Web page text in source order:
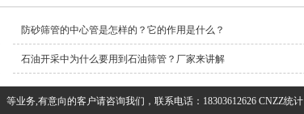
防砂筛管的中心管是怎样的？它的作用是什么？
石油开采中为什么要用到石油筛管？厂家来讲解
等业务,有意向的客户请咨询我们，联系电话：18303612626 CNZZ统计